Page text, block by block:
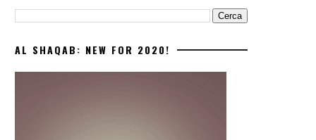
AL SHAQAB: NEW FOR 2020!